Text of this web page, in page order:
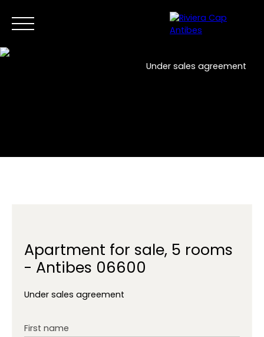
Under sales agreement
Apartment for sale, 5 rooms
- Antibes 06600
Under sales agreement
First name